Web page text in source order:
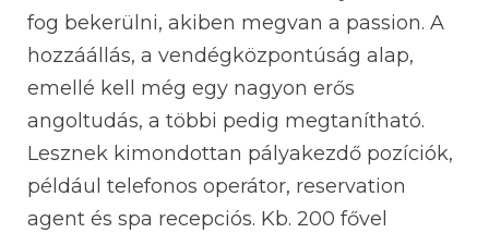
fog bekerülni, akiben megvan a passion. A
hozzáállás, a vendégközpontúság alap,
emellé kell még egy nagyon erős
angoltudás, a többi pedig megtanítható.
Lesznek kimondottan pályakezdő pozíciók,
például telefonos operátor, reservation
agent és spa recepciós. Kb. 200 fővel